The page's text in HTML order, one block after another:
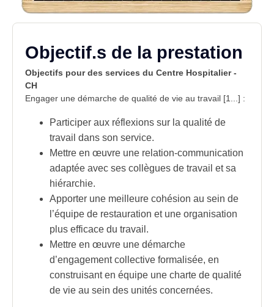
Objectif.s de la prestation
Objectifs pour des services du Centre Hospitalier -
CH
Engager une démarche de qualité de vie au travail [1...] :
Participer aux réflexions sur la qualité de
travail dans son service.
Mettre en œuvre une relation-communication
adaptée avec ses collègues de travail et sa
hiérarchie.
Apporter une meilleure cohésion au sein de
l’équipe de restauration et une organisation
plus efficace du travail.
Mettre en œuvre une démarche
d’engagement collective formalisée, en
construisant en équipe une charte de qualité
de vie au sein des unités concernées.